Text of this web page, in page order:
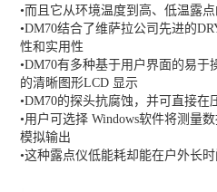
•而且它从环境温度到高、低温露
•DM70结合了维萨拉公司先进的
性和实用性
•DM70有多种基于用户界面的易
的清晰图形LCD 显示
•DM70的探头抗腐蚀，并可直接在
•用户可选择 Windows软件将测量
模拟输出
•这种露点仪低能耗却能在户外长